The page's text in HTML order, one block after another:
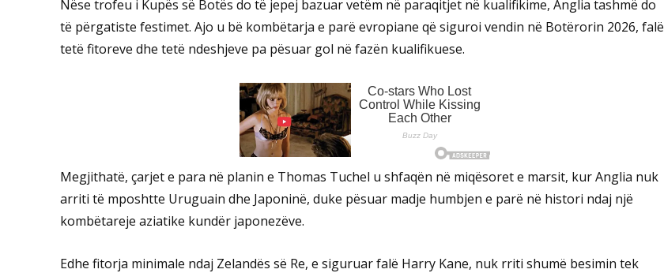
Nëse trofeu i Kupës së Botës do të jepej bazuar vetëm në paraqitjet në kualifikime, Anglia tashmë do
të përgatiste festimet. Ajo u bë kombëtarja e parë evropiane që siguroi vendin në Botërorin 2026, falë
tetë fitoreve dhe tetë ndeshjeve pa pësuar gol në fazën kualifikuese.
Megjithatë, çarjet e para në planin e Thomas Tuchel u shfaqën në miqësoret e marsit, kur Anglia nuk
arriti të mposhtte Uruguain dhe Japoninë, duke pësuar madje humbjen e parë në histori ndaj një
kombëtareje aziatike kundër japonezëve.
Edhe fitorja minimale ndaj Zelandës së Re, e siguruar falë Harry Kane, nuk rriti shumë besimin tek